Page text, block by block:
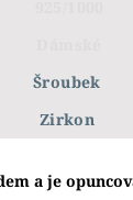
Šroubek
Zirkon
a je